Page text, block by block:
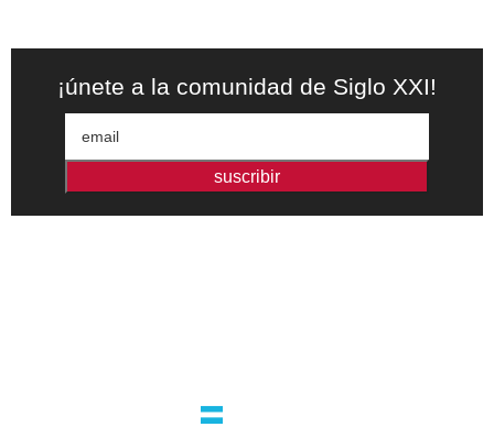
¡únete a la comunidad de Siglo XXI!
suscribir
argentina